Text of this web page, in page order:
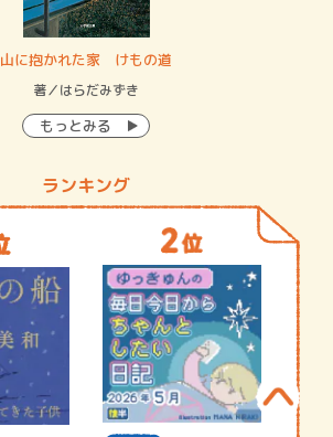
山に抱かれた家 けもの道
著／はらだみずき
もっとみる
ランキング